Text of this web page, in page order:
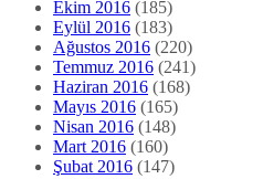
Ekim 2016 (185)
Eylül 2016 (183)
Ağustos 2016 (220)
Temmuz 2016 (241)
Haziran 2016 (168)
Mayıs 2016 (165)
Nisan 2016 (148)
Mart 2016 (160)
Şubat 2016 (147)